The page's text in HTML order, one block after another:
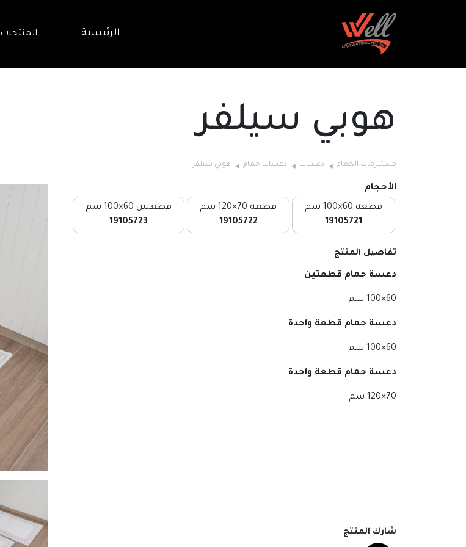
الرئيسية المنتجات
هوبي سيلفر
مستلزمات الحمام دعسات دعسات حمام هوبي سيلفر
الأحجام
قطعة 60×100 سم
19105721
قطعة 70×120 سم
19105722
قطعتين 60×100 سم
19105723
تفاصيل المنتج
دعسة حمام قطعتين
60×100 سم
دعسة حمام قطعة واحدة
60×100 سم
دعسة حمام قطعة واحدة
70×120 سم
شارك المنتج